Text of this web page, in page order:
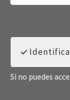
Si no puedes